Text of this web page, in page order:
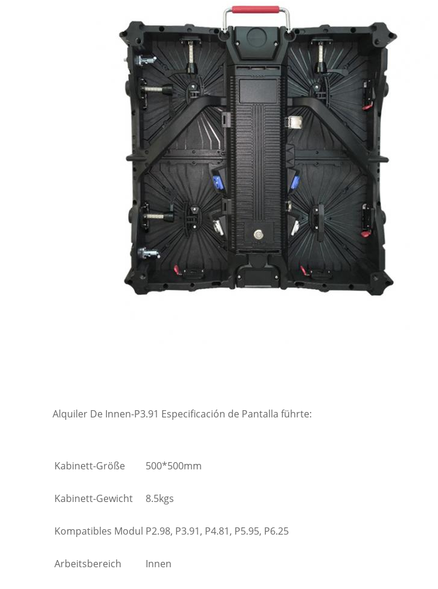
Alquiler De Innen-P3.91 Especificación de Pantalla führte:
Kabinett-Größe 500*500mm
Kabinett-Gewicht 8.5kgs
Kompatibles Modul P2.98, P3.91, P4.81, P5.95, P6.25
Arbeitsbereich Innen